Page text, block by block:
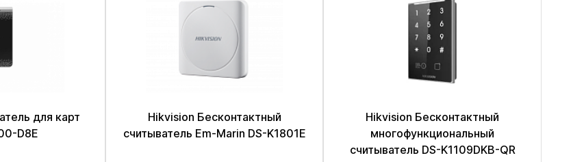
для карт
D8E
Hikvision Бесконтактный
считыватель Em-Marin DS-K1801E
Hikvision Бесконтактный
многофункциональный
считыватель DS-K1109DKB-QR